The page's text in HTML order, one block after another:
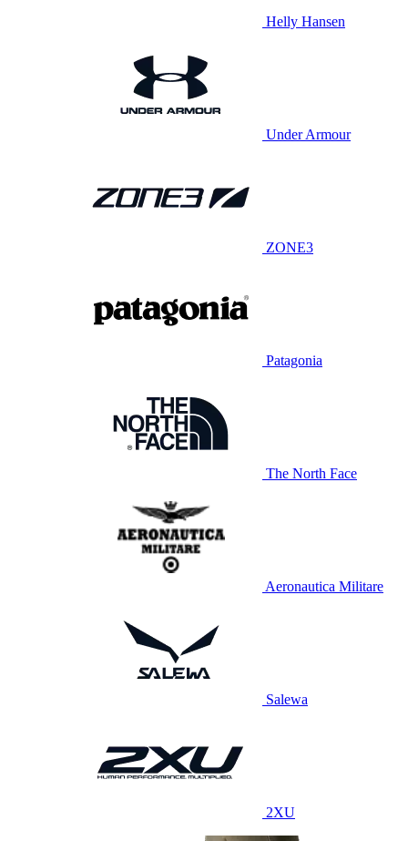
Helly Hansen
Under Armour
ZONE3
Patagonia
The North Face
Aeronautica Militare
Salewa
2XU